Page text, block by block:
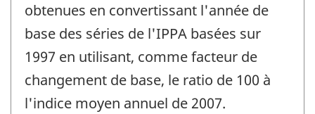
obtenues en convertissant l'année de
base des séries de l'IPPA basées sur
1997 en utilisant, comme facteur de
changement de base, le ratio de 100 à
l'indice moyen annuel de 2007.